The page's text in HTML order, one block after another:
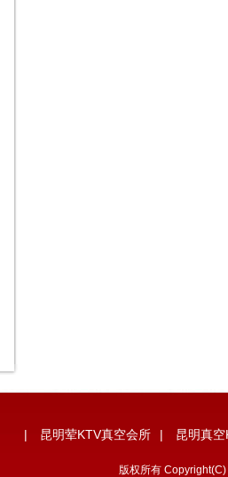
| 昆明荤KTV真空会所 | 昆明真
版权所有